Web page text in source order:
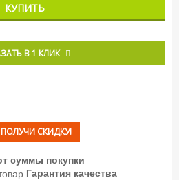
КУПИТЬ
В 1 КЛИК
СКИДКУ!
суммы покупки
Гарантия качества